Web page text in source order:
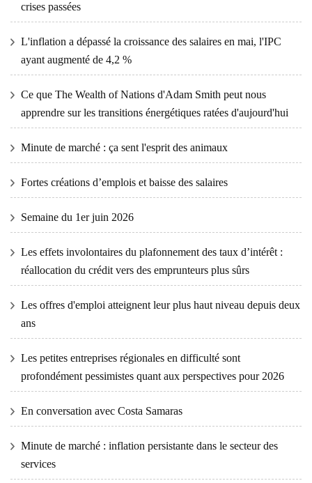
crises passées
L'inflation a dépassé la croissance des salaires en mai, l'IPC
ayant augmenté de 4,2 %
Ce que The Wealth of Nations d'Adam Smith peut nous
apprendre sur les transitions énergétiques ratées d'aujourd'hui
Minute de marché : ça sent l'esprit des animaux
Fortes créations d’emplois et baisse des salaires
Semaine du 1er juin 2026
Les effets involontaires du plafonnement des taux d’intérêt :
réallocation du crédit vers des emprunteurs plus sûrs
Les offres d'emploi atteignent leur plus haut niveau depuis deux
ans
Les petites entreprises régionales en difficulté sont
profondément pessimistes quant aux perspectives pour 2026
En conversation avec Costa Samaras
Minute de marché : inflation persistante dans le secteur des
services